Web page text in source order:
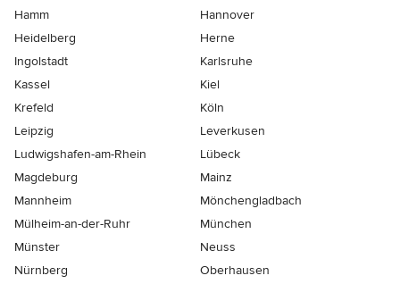
Hamm
Hannover
Heidelberg
Herne
Ingolstadt
Karlsruhe
Kassel
Kiel
Krefeld
Köln
Leipzig
Leverkusen
Ludwigshafen-am-Rhein
Lübeck
Magdeburg
Mainz
Mannheim
Mönchen­gladbach
Mülheim-an-der-Ruhr
München
Münster
Neuss
Nürnberg
Oberhausen